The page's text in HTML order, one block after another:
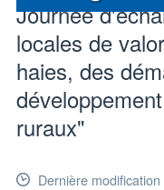
Journée
locales de
haies, des
ruraux"
Dernière